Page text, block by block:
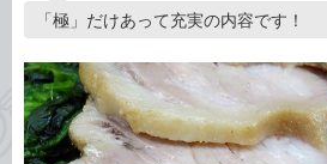
「極」だけあって充実の内容です！